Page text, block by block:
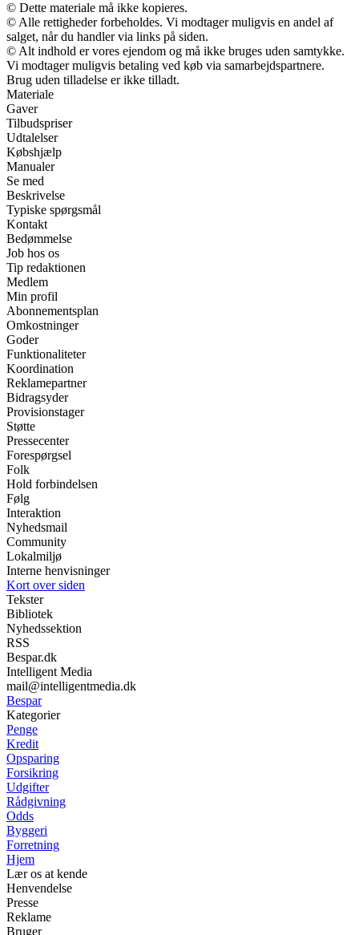
© Dette materiale må ikke kopieres.
© Alle rettigheder forbeholdes. Vi modtager muligvis en andel af
salget, når du handler via links på siden.
© Alt indhold er vores ejendom og må ikke bruges uden samtykke.
Vi modtager muligvis betaling ved køb via samarbejdspartnere.
Brug uden tilladelse er ikke tilladt.
Materiale
Gaver
Tilbudspriser
Udtalelser
Købshjælp
Manualer
Se med
Beskrivelse
Typiske spørgsmål
Kontakt
Bedømmelse
Job hos os
Tip redaktionen
Medlem
Min profil
Abonnementsplan
Omkostninger
Goder
Funktionaliteter
Koordination
Reklamepartner
Bidragsyder
Provisionstager
Støtte
Pressecenter
Forespørgsel
Folk
Hold forbindelsen
Følg
Interaktion
Nyhedsmail
Community
Lokalmiljø
Interne henvisninger
Kort over siden
Tekster
Bibliotek
Nyhedssektion
RSS
Bespar.dk
Intelligent Media
mail@intelligentmedia.dk
Bespar
Kategorier
Penge
Kredit
Opsparing
Forsikring
Udgifter
Rådgivning
Odds
Byggeri
Forretning
Hjem
Lær os at kende
Henvendelse
Presse
Reklame
Bruger